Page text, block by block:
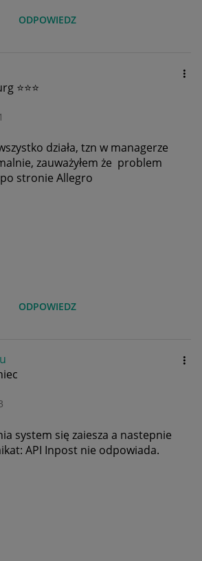
ODPOWIEDZ
⭐⭐⭐
działa, tzn w managerze
zauważyłem że problem
stronie Allegro
ODPOWIEDZ
system się zaiesza a nastepnie
API Inpost nie odpowiada.